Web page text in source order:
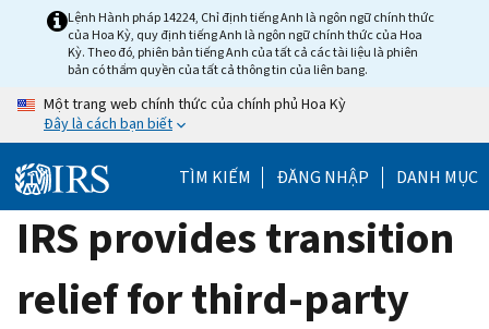
Lệnh Hành pháp 14224, Chỉ định tiếng Anh là ngôn ngữ chính thức
của Hoa Kỳ, quy định tiếng Anh là ngôn ngữ chính thức của Hoa
Kỳ. Theo đó, phiên bản tiếng Anh của tất cả các tài liệu là phiên
bản có thẩm quyền của tất cả thông tin của liên bang.
Một trang web chính thức của chính phủ Hoa Kỳ
Đây là cách bạn biết
TÌM KIẾM ĐĂNG NHẬP DANH MỤC
IRS provides transition
relief for third-party